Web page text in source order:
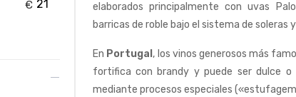
elaborados principalmente con uvas
barricas de roble bajo el sistema de soleras
En Portugal , los vinos generosos más
fortifica con brandy y puede ser dulce o
mediante procesos especiales